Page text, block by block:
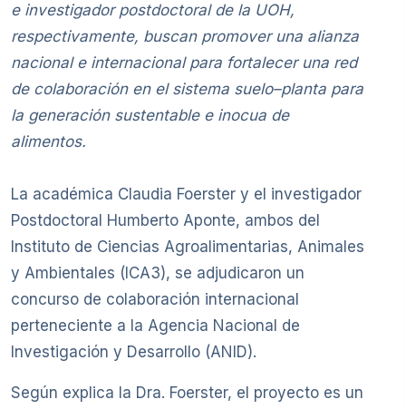
e investigador postdoctoral de la UOH,
respectivamente, buscan promover una alianza
nacional e internacional para fortalecer una red
de colaboración en el sistema suelo–planta para
la generación sustentable e inocua de
alimentos.
La académica Claudia Foerster y el investigador
Postdoctoral Humberto Aponte, ambos del
Instituto de Ciencias Agroalimentarias, Animales
y Ambientales (ICA3), se adjudicaron un
concurso de colaboración internacional
perteneciente a la Agencia Nacional de
Investigación y Desarrollo (ANID).
Según explica la Dra. Foerster, el proyecto es un